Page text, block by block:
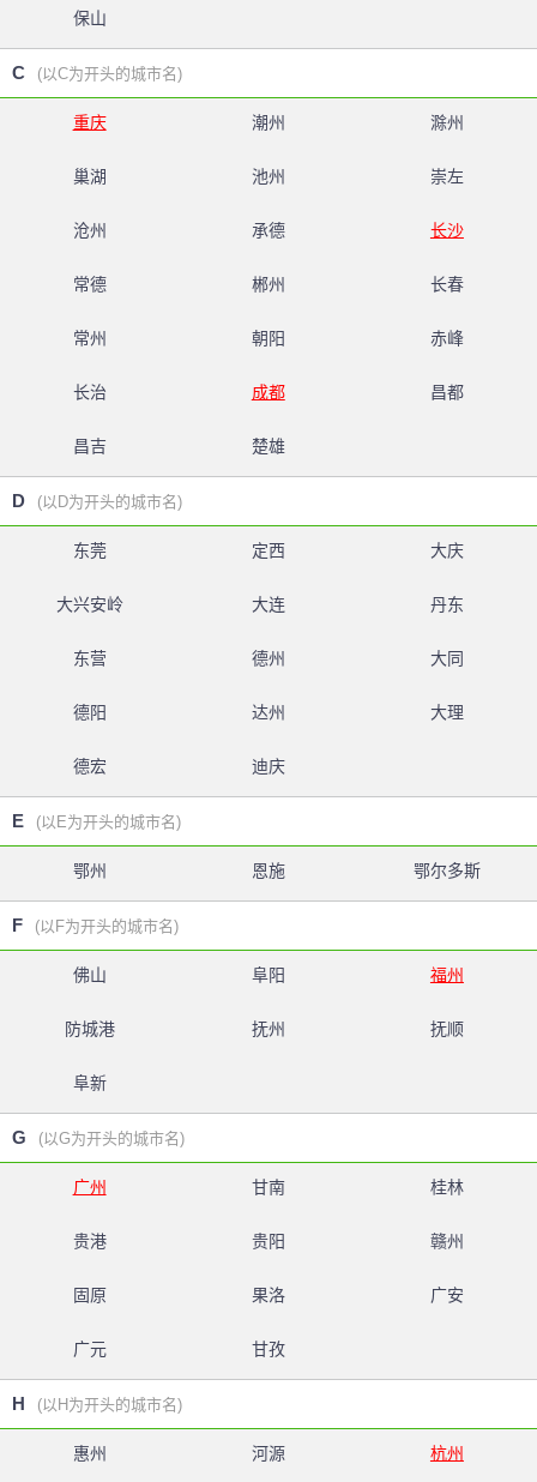
保山
C (以C为开头的城市名)
重庆 潮州 滁州
巢湖 池州 崇左
沧州 承德 长沙
常德 郴州 长春
常州 朝阳 赤峰
长治 成都 昌都
昌吉 楚雄
D (以D为开头的城市名)
东莞 定西 大庆
大兴安岭 大连 丹东
东营 德州 大同
德阳 达州 大理
德宏 迪庆
E (以E为开头的城市名)
鄂州 恩施 鄂尔多斯
F (以F为开头的城市名)
佛山 阜阳 福州
防城港 抚州 抚顺
阜新
G (以G为开头的城市名)
广州 甘南 桂林
贵港 贵阳 赣州
固原 果洛 广安
广元 甘孜
H (以H为开头的城市名)
惠州 河源 杭州